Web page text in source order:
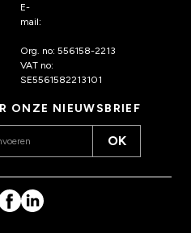
E-
mail:
Org. no: 556158-2213
VAT no:
SE5561582213101
ONZE NIEUWSBRIEF
OK